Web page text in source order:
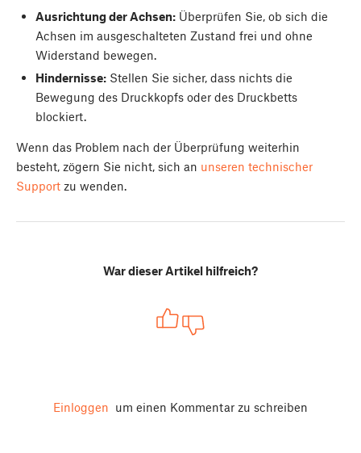
Ausrichtung der Achsen:Überprüfen Sie, ob sich die
Achsen im ausgeschalteten Zustand frei und ohne
Widerstand bewegen.
Hindernisse:Stellen Sie sicher, dass nichts die
Bewegung des Druckkopfs oder des Druckbetts
blockiert.
Wenn das Problem nach der Überprüfung weiterhin
besteht, zögern Sie nicht, sich an unseren technischer
Support zu wenden.
War dieser Artikel hilfreich?
Einloggen um einen Kommentar zu schreiben